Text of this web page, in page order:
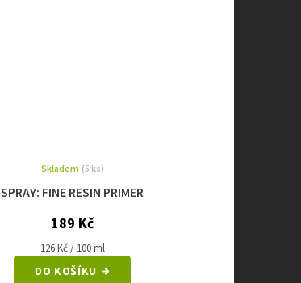
SPRAY: FINE RESIN PRIMER
Skladem (5 ks)
189 Kč
Měrná
126 Kč / 100 ml
DO KOŠÍKU